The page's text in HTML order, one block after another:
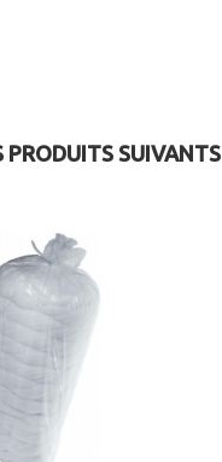
PRODUITS SUIVANTS